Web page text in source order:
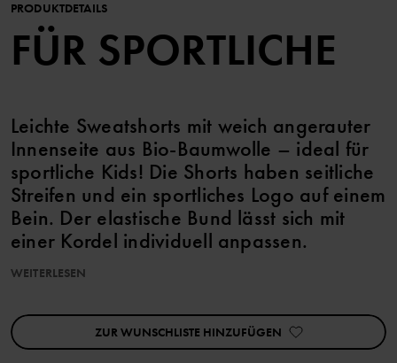
PRODUKTDETAILS
FÜR SPORTLICHE
Leichte Sweatshorts mit weich angerauter
Innenseite aus Bio-Baumwolle – ideal für
sportliche Kids! Die Shorts haben seitliche
Streifen und ein sportliches Logo auf einem
Bein. Der elastische Bund lässt sich mit
einer Kordel individuell anpassen.
Artikelnummer:60603519
WEITERLESEN
ZUR WUNSCHLISTE HINZUFÜGEN